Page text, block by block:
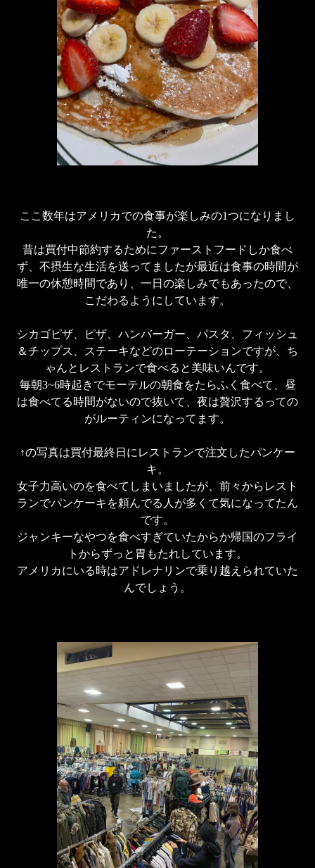
ここ数年はアメリカでの食事が楽しみの1つになりまし
た。
昔は買付中節約するためにファーストフードしか食べ
ず、不摂生な生活を送ってましたが最近は食事の時間が
唯一の休憩時間であり、一日の楽しみでもあったので、
こだわるようにしています。
シカゴピザ、ピザ、ハンバーガー、パスタ、フィッシュ
＆チップス、ステーキなどのローテーションですが、ち
ゃんとレストランで食べると美味いんです。
毎朝3~6時起きでモーテルの朝食をたらふく食べて、昼
は食べてる時間がないので抜いて、夜は贅沢するっての
がルーティンになってます。
↑の写真は買付最終日にレストランで注文したパンケー
キ。
女子力高いのを食べてしまいましたが、前々からレスト
ランでパンケーキを頼んでる人が多くて気になってたん
です。
ジャンキーなやつを食べすぎていたからか帰国のフライ
トからずっと胃もたれしています。
アメリカにいる時はアドレナリンで乗り越えられていた
んでしょう。